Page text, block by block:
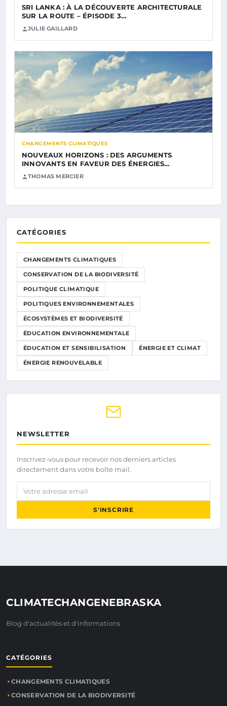
SRI LANKA : À LA DÉCOUVERTE ARCHITECTURALE
SUR LA ROUTE – ÉPISODE 3…
JULIE GAILLARD
CHANGEMENTS CLIMATIQUES
NOUVEAUX HORIZONS : DES ARGUMENTS
INNOVANTS EN FAVEUR DES ÉNERGIES…
THOMAS MERCIER
CATÉGORIES
CHANGEMENTS CLIMATIQUES
CONSERVATION DE LA BIODIVERSITÉ
POLITIQUE CLIMATIQUE
POLITIQUES ENVIRONNEMENTALES
ÉCOSYSTÈMES ET BIODIVERSITÉ
ÉDUCATION ENVIRONNEMENTALE
ÉDUCATION ET SENSIBILISATION ÉNERGIE ET CLIMAT
ÉNERGIE RENOUVELABLE
NEWSLETTER
Inscrivez-vous pour recevoir nos derniers articles
directement dans votre boîte mail.
Votre adresse email
S'INSCRIRE
CLIMATECHANGENEBRASKA
Blog d'actualités et d'informations
CATÉGORIES
CHANGEMENTS CLIMATIQUES
CONSERVATION DE LA BIODIVERSITÉ